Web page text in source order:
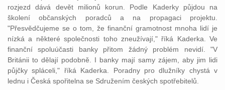
rozjezd dává devět milionů korun. Podle Kaderky půjdou na
školení občanských poradců a na propagaci projektu.
"Přesvědčujeme se o tom, že finanční gramotnost mnoha lidí je
nízká a některé společnosti toho zneužívají," říká Kaderka. Ve
finanční spoluúčasti banky přitom žádný problém nevidí. "V
Británii to dělají podobně. I banky mají samy zájem, aby jim lidi
půjčky spláceli," říká Kaderka. Poradny pro dlužníky chystá v
lednu i Česká spořitelna se Sdružením českých spotřebitelů.